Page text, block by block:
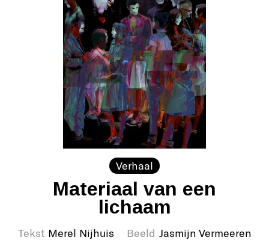
Verhaal
Materiaal van een
lichaam
Tekst Merel Nijhuis Beeld Jasmijn Vermeeren